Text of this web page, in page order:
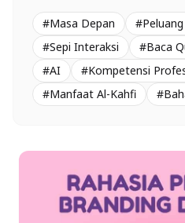
#Masa Depan
#Sepi Interaksi
#Baca
#AI
#Kompetensi
#Manfaat Al-Kahfi